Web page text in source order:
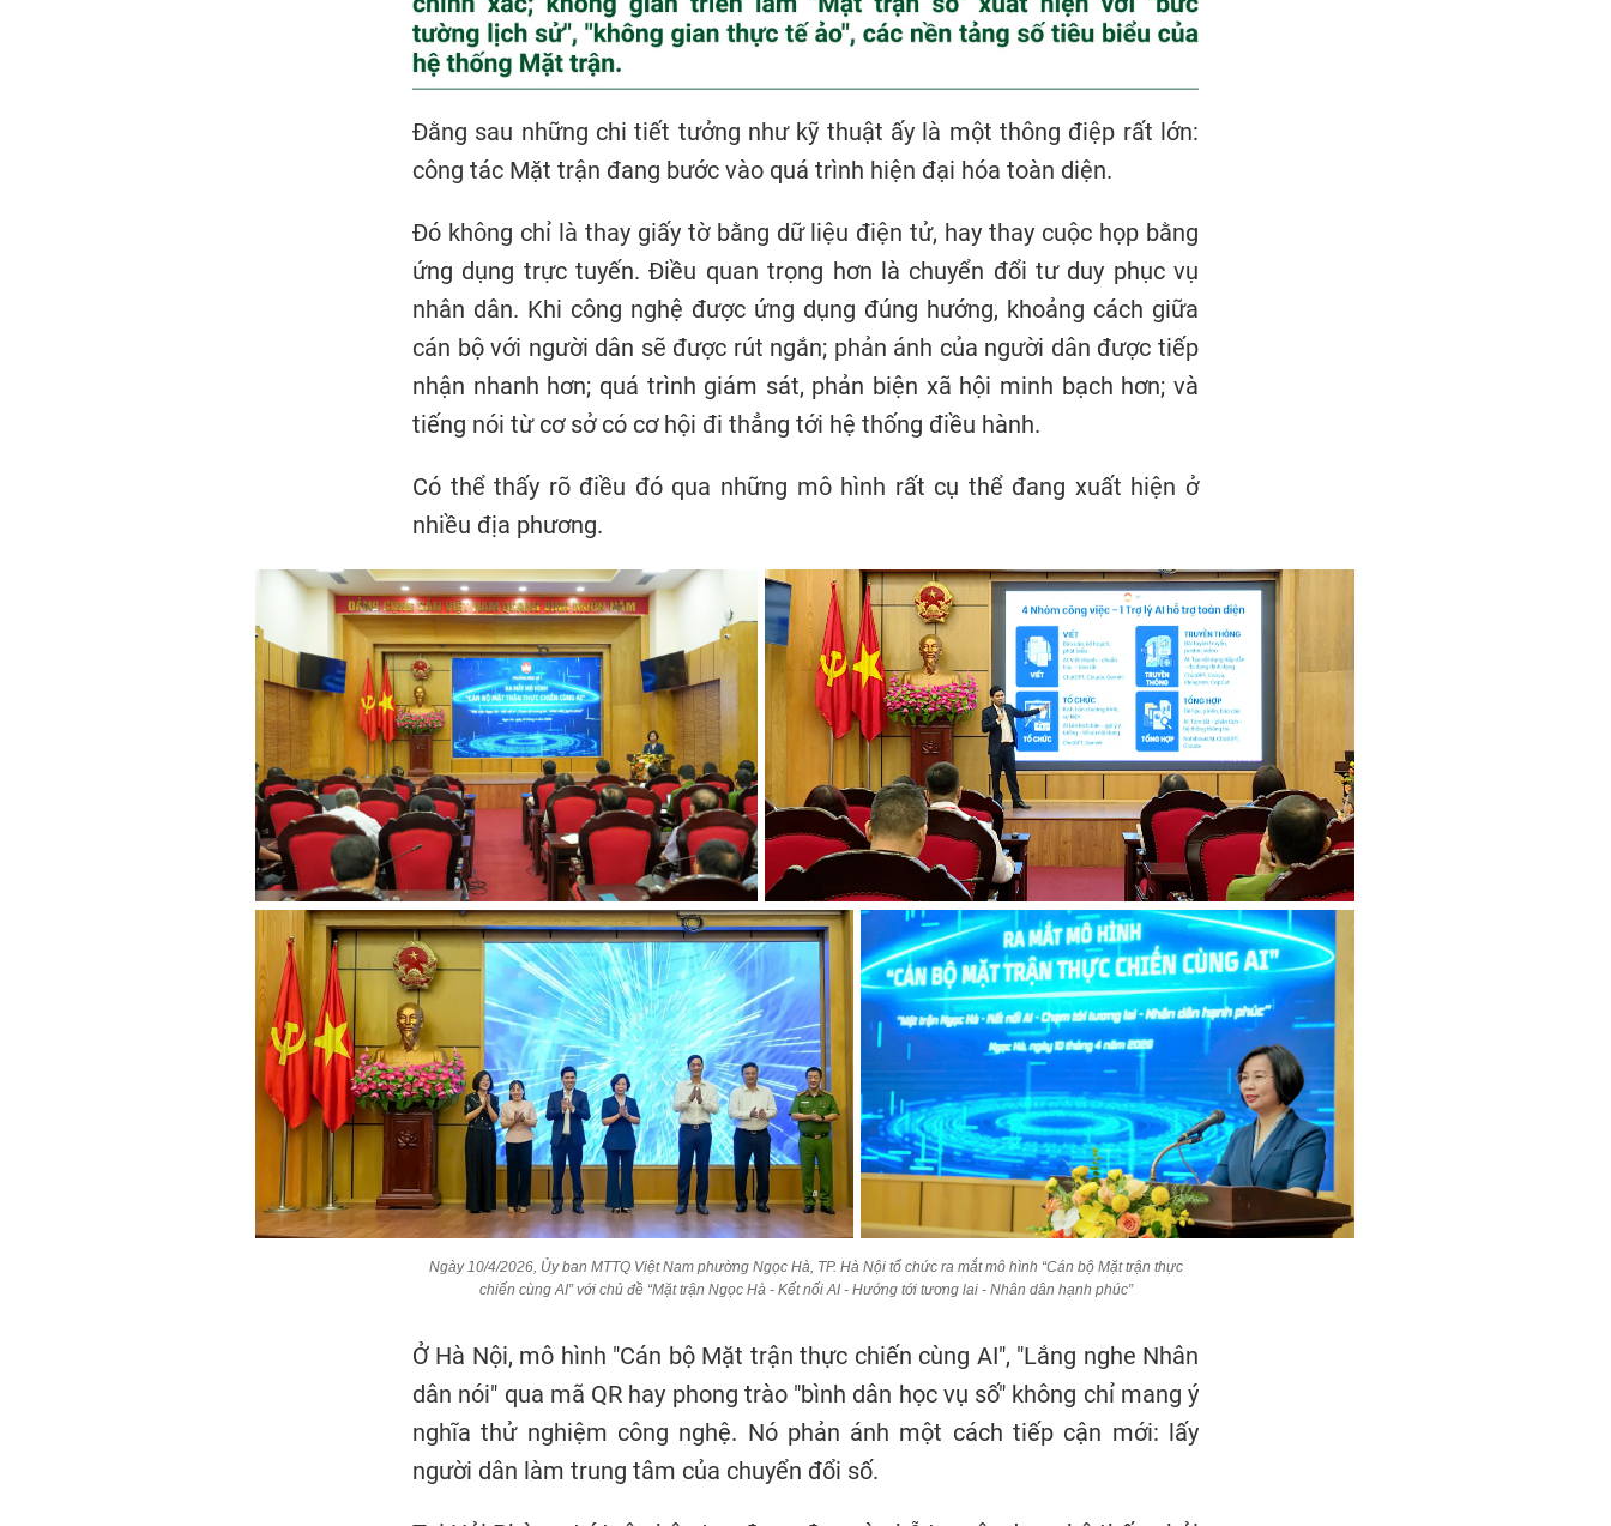
Đằng sau những chi tiết tưởng như kỹ thuật ấy là một thông điệp rất lớn:
công tác Mặt trận đang bước vào quá trình hiện đại hóa toàn diện.
Đó không chỉ là thay giấy tờ bằng dữ liệu điện tử, hay thay cuộc họp bằng
ứng dụng trực tuyến. Điều quan trọng hơn là chuyển đổi tư duy phục vụ
nhân dân. Khi công nghệ được ứng dụng đúng hướng, khoảng cách giữa
cán bộ với người dân sẽ được rút ngắn; phản ánh của người dân được tiếp
nhận nhanh hơn; quá trình giám sát, phản biện xã hội minh bạch hơn; và
tiếng nói từ cơ sở có cơ hội đi thẳng tới hệ thống điều hành.
Có thể thấy rõ điều đó qua những mô hình rất cụ thể đang xuất hiện ở
nhiều địa phương.
Ngày 10/4/2026, Ủy ban MTTQ Việt Nam phường Ngọc Hà, TP. Hà Nội tổ chức ra mắt mô hình “Cán bộ Mặt trận thực
chiến cùng AI” với chủ đề “Mặt trận Ngọc Hà - Kết nối AI - Hướng tới tương lai - Nhân dân hạnh phúc”
Ở Hà Nội, mô hình "Cán bộ Mặt trận thực chiến cùng AI", "Lắng nghe Nhân
dân nói" qua mã QR hay phong trào "bình dân học vụ số" không chỉ mang ý
nghĩa thử nghiệm công nghệ. Nó phản ánh một cách tiếp cận mới: lấy
người dân làm trung tâm của chuyển đổi số.